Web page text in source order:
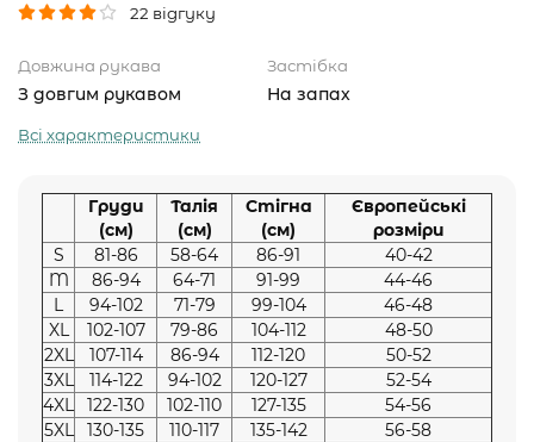
22 відгуку
Довжина рукава
З довгим рукавом
Застібка
На запах
Всі характеристики
Груди
(см)
Талія
(см)
Стігна
(см)
Європейські
розміри
S
81-86 58-64 86-91
40-42
M
86-94 64-71 91-99
44-46
L
94-102 71-79 99-104
46-48
XL
102-107 79-86 104-112
48-50
2XL
107-114 86-94 112-120
50-52
3XL
114-122 94-102 120-127
52-54
4XL
122-130 102-110 127-135
54-56
5XL
130-135 110-117 135-142
56-58